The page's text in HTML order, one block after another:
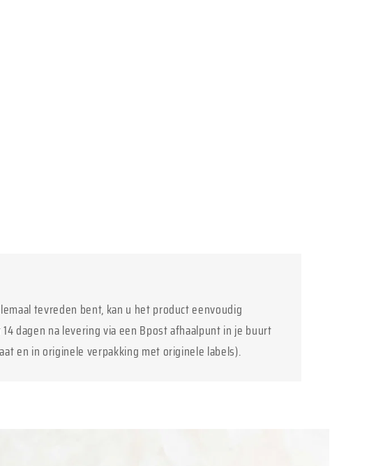
tevreden bent, kan u het product eenvoudig
dagen na levering via een Bpost afhaalpunt in je buurt
en in originele verpakking met originele labels).